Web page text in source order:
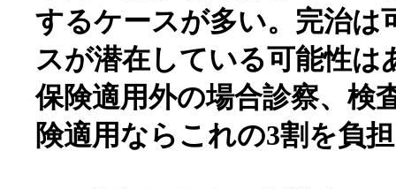
するケースが多い。完治は
スが潜在している可能性は
保険適用外の場合診察、検
険適用ならこれの3割を負